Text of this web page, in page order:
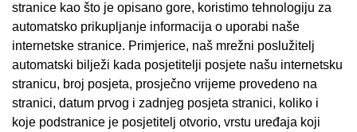
stranice kao što je opisano gore, koristimo tehnologiju za
automatsko prikupljanje informacija o uporabi naše
internetske stranice. Primjerice, naš mrežni poslužitelj
automatski bilježi kada posjetitelji posjete našu internetsku
stranicu, broj posjeta, prosječno vrijeme provedeno na
stranici, datum prvog i zadnjeg posjeta stranici, koliko i
koje podstranice je posjetitelj otvorio, vrstu uređaja koji